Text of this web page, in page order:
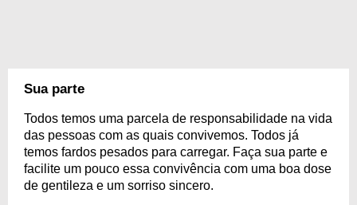
Sua parte
Todos temos uma parcela de responsabilidade na vida
das pessoas com as quais convivemos. Todos já
temos fardos pesados para carregar. Faça sua parte e
facilite um pouco essa convivência com uma boa dose
de gentileza e um sorriso sincero.